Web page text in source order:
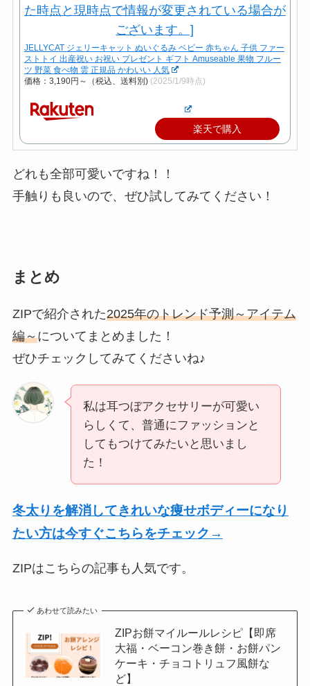
JELLYCAT ジェリーキャット ぬいぐるみ ベビー 赤ちゃん 子供 ファー
ストトイ 出産祝い お祝い プレゼント ギフト Amuseable 果物 フルー
ツ 野菜 食べ物 雲 正規品 かわいい 人気
価格：3,190円～（税込、送料別) (2025/1/9時点)
楽天で購入
どれも全部可愛いですね！！
手触りも良いので、ぜひ試してみてください！
まとめ
ZIPで紹介された2025年のトレンド予測～アイテム
編～についてまとめました！
ぜひチェックしてみてくださいね♪
私は耳つぼアクセサリーが可愛い
らしくて、普通にファッションと
してもつけてみたいと思いまし
た！
冬太りを解消してきれいな痩せボディーになり
たい方は今すぐこちらをチェック→
ZIPはこちらの記事も人気です。
あわせて読みたい
ZIPお餅マイルールレシピ【即席
大福・ベーコン巻き餅・お餅パン
ケーキ・チョコトリュフ風餅な
ど】